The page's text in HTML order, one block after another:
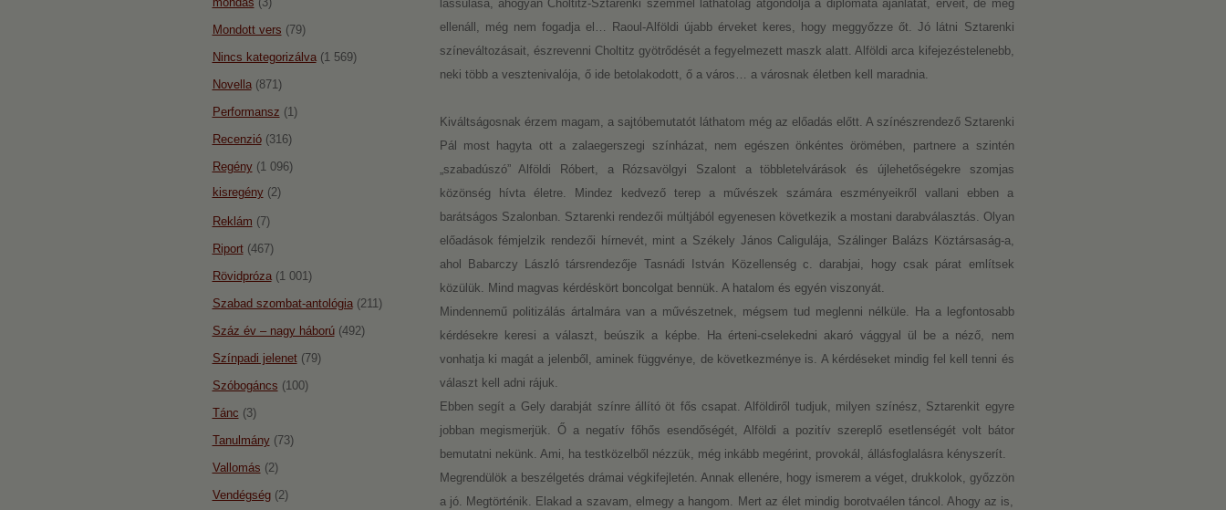
lassulása, ahogyan Choltitz-Sztarenki szemmel láthatólag átgondolja a diplomata ajánlatát, érveit, de még
ellenáll, még nem fogadja el… Raoul-Alföldi újabb érveket keres, hogy meggyőzze őt. Jó látni Sztarenki
színeváltozásait, észrevenni Choltitz gyötrődését a fegyelmezett maszk alatt. Alföldi arca kifejezéstelenebb,
neki több a vesztenivalója, ő ide betolakodott, ő a város… a városnak életben kell maradnia.
Kiváltságosnak érzem magam, a sajtóbemutatót láthatom még az előadás előtt. A színészrendező Sztarenki
Pál most hagyta ott a zalaegerszegi színházat, nem egészen önkéntes örömében, partnere a szintén
„szabadúszó” Alföldi Róbert, a Rózsavölgyi Szalont a többletelvárások és újlehetőségekre szomjas
közönség hívta életre. Mindez kedvező terep a művészek számára eszményeikről vallani ebben a
barátságos Szalonban. Sztarenki rendezői múltjából egyenesen következik a mostani darabválasztás. Olyan
előadások fémjelzik rendezői hírnevét, mint a Székely János Caligulája, Szálinger Balázs Köztársaság-a,
ahol Babarczy László társrendezője Tasnádi István Közellenség c. darabjai, hogy csak párat említsek
közülük. Mind magvas kérdéskört boncolgat bennük. A hatalom és egyén viszonyát.
Mindennemű politizálás ártalmára van a művészetnek, mégsem tud meglenni nélküle. Ha a legfontosabb
kérdésekre keresi a választ, beúszik a képbe. Ha érteni-cselekedni akaró vággyal ül be a néző, nem
vonhatja ki magát a jelenből, aminek függvénye, de következménye is. A kérdéseket mindig fel kell tenni és
választ kell adni rájuk.
Ebben segít a Gely darabját színre állító öt fős csapat. Alföldiről tudjuk, milyen színész, Sztarenkit egyre
jobban megismerjük. Ő a negatív főhős esendőségét, Alföldi a pozitív szereplő esetlenségét volt bátor
bemutatni nekünk. Ami, ha testközelből nézzük, még inkább megérint, provokál, állásfoglalásra kényszerít.
Megrendülök a beszélgetés drámai végkifejletén. Annak ellenére, hogy ismerem a véget, drukkolok, győzzön
a jó. Megtörténik. Elakad a szavam, elmegy a hangom. Mert az élet mindig borotvaélen táncol. Ahogy az is,
Mondott vers (79)
Nincs kategorizálva(1 569)
Novella(871)
Performansz (1)
Recenzió(316)
Regény(1 096)
kisregény(2)
Reklám (7)
Riport(467)
Rövidpróza(1 001)
Szabad szombat-antológia(211)
Száz év – nagy háború(492)
Színpadi jelenet(79)
Szóbogáncs (100)
Tánc (3)
Tanulmány(73)
Vallomás (2)
Vendégség(2)